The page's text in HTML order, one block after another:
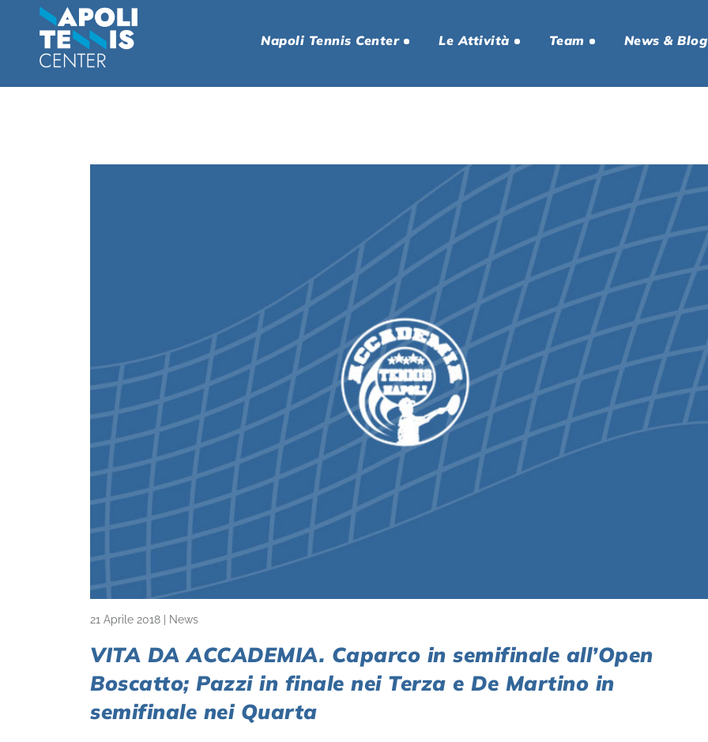
Napoli Tennis Center Le Attività Team News & Blog
21 Aprile 2018 News
VITA DA ACCADEMIA. Caparco in semifinale all’Open
Boscatto; Pazzi in finale nei Terza e De Martino in
semifinale nei Quarta